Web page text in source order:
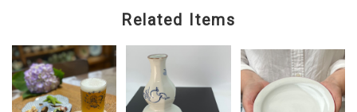
Related Items